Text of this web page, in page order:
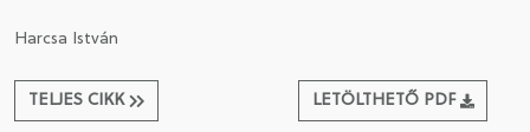
Harcsa István
TELJES CIKK LETÖLTHETŐ PDF